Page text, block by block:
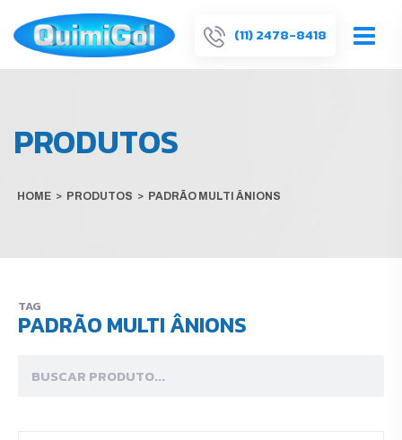
(11) 2478-8418
PRODUTOS
HOME > PRODUTOS > PADRÃO MULTI ÂNIONS
TAG
PADRÃO MULTI ÂNIONS